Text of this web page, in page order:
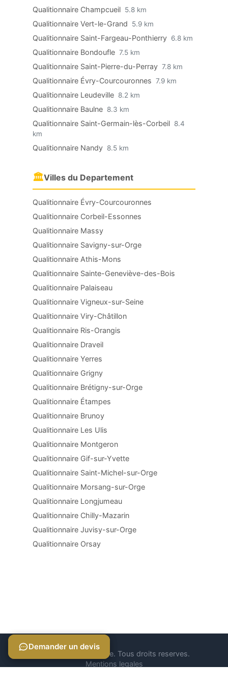
Qualitionnaire Champcueil 5.8 km
Qualitionnaire Vert-le-Grand 5.9 km
Qualitionnaire Saint-Fargeau-Ponthierry 6.8 km
Qualitionnaire Bondoufle 7.5 km
Qualitionnaire Saint-Pierre-du-Perray 7.8 km
Qualitionnaire Évry-Courcouronnes 7.9 km
Qualitionnaire Leudeville 8.2 km
Qualitionnaire Baulne 8.3 km
Qualitionnaire Saint-Germain-lès-Corbeil 8.4
km
Qualitionnaire Nandy 8.5 km
🏛Villes du Departement
Qualitionnaire Évry-Courcouronnes
Qualitionnaire Corbeil-Essonnes
Qualitionnaire Massy
Qualitionnaire Savigny-sur-Orge
Qualitionnaire Athis-Mons
Qualitionnaire Sainte-Geneviève-des-Bois
Qualitionnaire Palaiseau
Qualitionnaire Vigneux-sur-Seine
Qualitionnaire Viry-Châtillon
Qualitionnaire Ris-Orangis
Qualitionnaire Draveil
Qualitionnaire Yerres
Qualitionnaire Grigny
Qualitionnaire Brétigny-sur-Orge
Qualitionnaire Étampes
Qualitionnaire Brunoy
Qualitionnaire Les Ulis
Qualitionnaire Montgeron
Qualitionnaire Gif-sur-Yvette
Qualitionnaire Saint-Michel-sur-Orge
Qualitionnaire Morsang-sur-Orge
Qualitionnaire Longjumeau
Qualitionnaire Chilly-Mazarin
Qualitionnaire Juvisy-sur-Orge
Qualitionnaire Orsay
© 2026 Qualitionnaire. Tous droits reserves.
Mentions legales
Demander un devis
Demander un devis